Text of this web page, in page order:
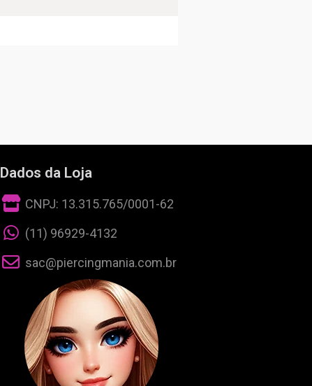
Dados da Loja
CNPJ: 13.315.765/0001-62
(11) 96929-4132
sac@piercingmania.com.br